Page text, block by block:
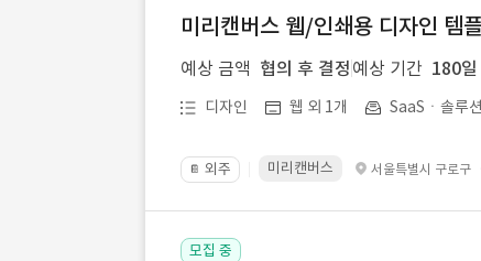
미리캔버스 웹/인쇄용 디자인 템
예상 금액 협의 후 결정 예상 기간 180일
디자인 웹 외 1개 SaaSㆍ솔루
📔 외주 미리캔버스 서울특별시 구로구
모집 중